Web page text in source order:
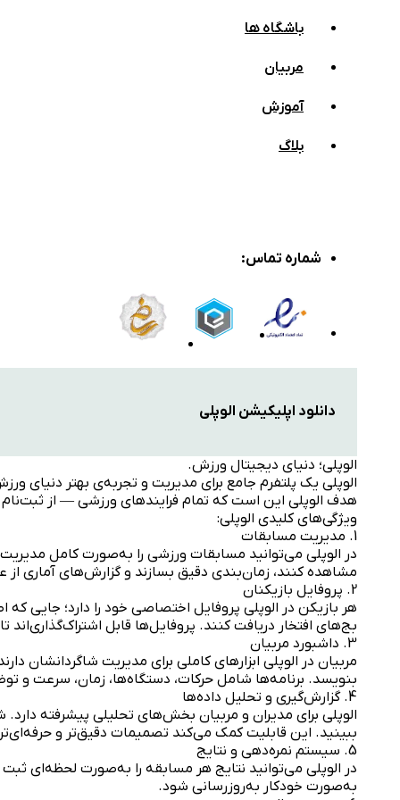
باشگاه ها
مربیان
آموزش
بلاگ
شماره تماس:
دانلود اپلیکیشن الوپلی
الوپلی؛ دنیای دیجیتال ورزش.
الوپلی یک پلتفرم جامع برای مدیریت و تجربه‌ی بهتر دنیای
هدف الوپلی این است که تمام فرایندهای ورزشی — از ثبت‌نام
ویژگی‌های کلیدی الوپلی:
1. مدیریت مسابقات
در الوپلی می‌توانید مسابقات ورزشی را به‌صورت کامل
مشاهده کنند، زمان‌بندی دقیق بسازند و گزارش‌های آماری
2. پروفایل بازیکنان
هر بازیکن در الوپلی پروفایل اختصاصی خود را دارد؛ جایی
بج‌های افتخار دریافت کنند. پروفایل‌ها قابل اشتراک‌گذاری‌اند
3. داشبورد مربیان
مربیان در الوپلی ابزارهای کاملی برای مدیریت شاگردانشان
بنویسد. برنامه‌ها شامل حرکات، دستگاه‌ها، زمان، سرعت و
4. گزارش‌گیری و تحلیل داده‌ها
الوپلی برای مدیران و مربیان بخش‌های تحلیلی پیشرفته دارد.
ببینید. این قابلیت کمک می‌کند تصمیمات دقیق‌تر و
5. سیستم نمره‌دهی و نتایج
در الوپلی می‌توانید نتایج هر مسابقه را به‌صورت لحظه‌ای
به‌صورت خودکار به‌روزرسانی شود.